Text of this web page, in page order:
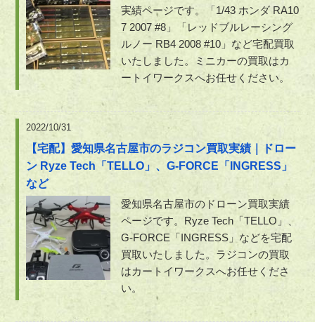
実績ページです。「1/43 ホンダ RA10
7 2007 #8」「レッドブルレーシング
ルノー RB4 2008 #10」など宅配買取
いたしました。ミニカーの買取はカ
ートイワークスへお任せください。
2022/10/31
【宅配】愛知県名古屋市のラジコン買取実績｜ドロー
ン Ryze Tech「TELLO」、G-FORCE「INGRESS」
など
愛知県名古屋市のドローン買取実績
ページです。Ryze Tech「TELLO」、
G-FORCE「INGRESS」などを宅配
買取いたしました。ラジコンの買取
はカートイワークスへお任せくださ
い。